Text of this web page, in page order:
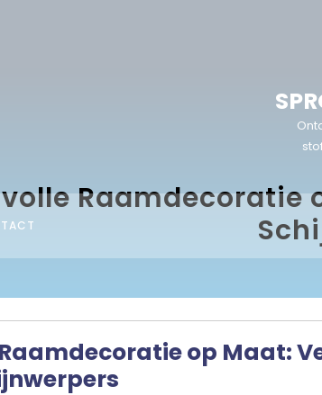
Raamdecoratie
op Maat: